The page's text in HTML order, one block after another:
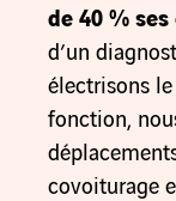
de 40 %
d’un
électrisons
fonction,
covoiturage